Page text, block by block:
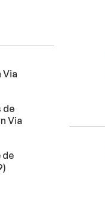
Via
de
Via
de
résultats
)